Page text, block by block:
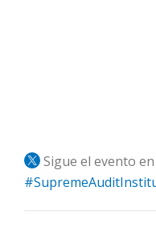
Sigue el evento